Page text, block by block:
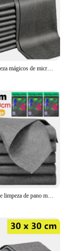
Panos de limpeza mágicos de microfibra reutilizáveis, lavar trapos, toalha limpa de vidro, trapos laváveis sem fiapos, 1 pc, 3 pcs, 5 pcs, 10pcs
Ferramentas de limpeza de pano mágico espessadas, reutilizáveis, sem rastreamento, microfibra, lavando trapos, limpeza de vidro, toalhas para carro, janela, espelhos